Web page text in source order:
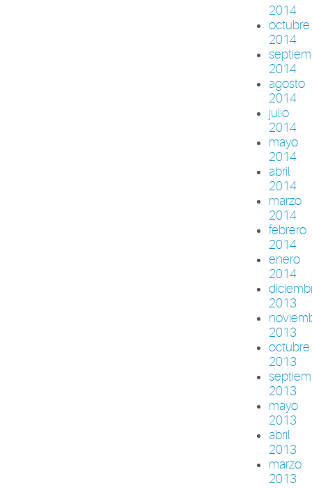
2014
octubre
2014
2014
agosto
2014
julio
2014
mayo
2014
abril
2014
marzo
2014
febrero
2014
enero
2014
2013
2013
octubre
2013
2013
mayo
2013
abril
2013
marzo
2013